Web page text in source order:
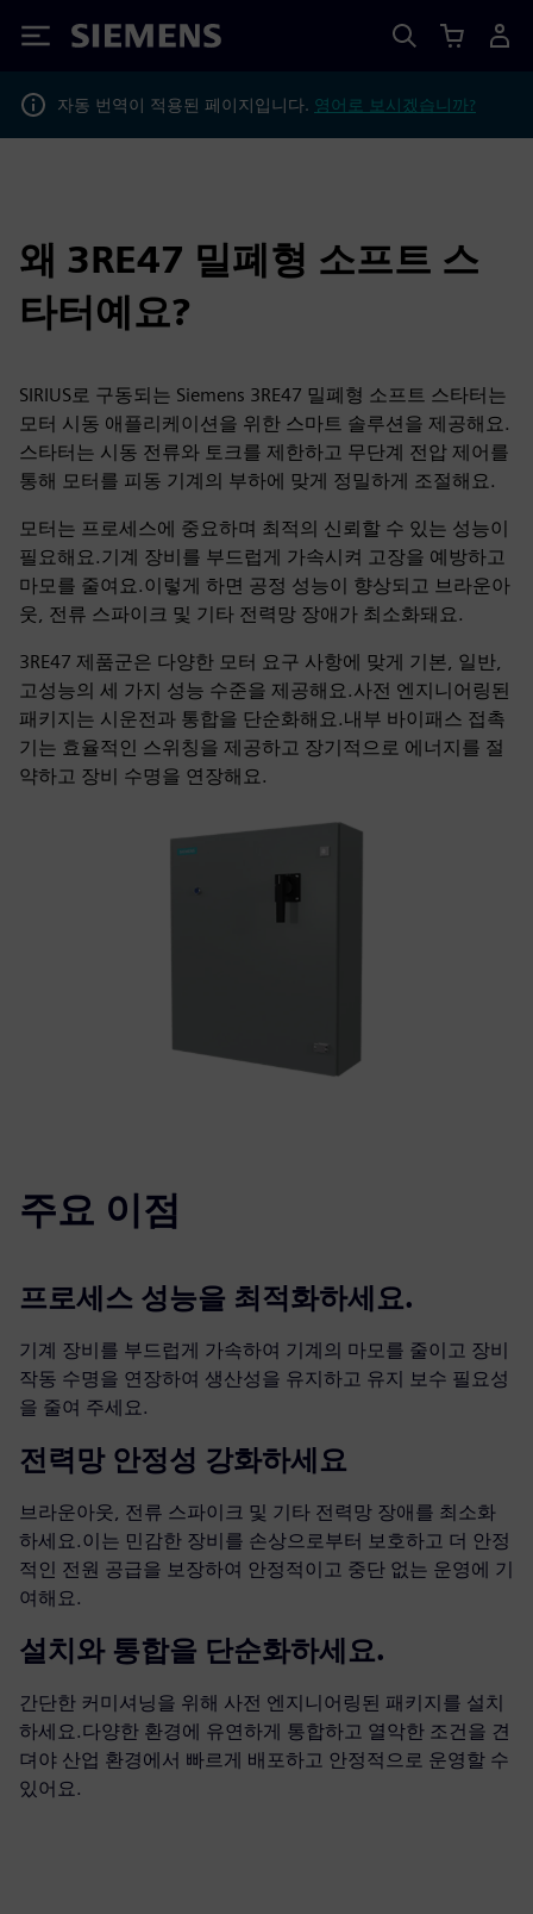
Siemens
자동 번역이 적용된 페이지입니다. 영어로 보시겠습니까?
왜 3RE47 밀폐형 소프트 스
타터예요?
SIRIUS로 구동되는 Siemens 3RE47 밀폐형 소프트 스타터는
모터 시동 애플리케이션을 위한 스마트 솔루션을 제공해요.
스타터는 시동 전류와 토크를 제한하고 무단계 전압 제어를
통해 모터를 피동 기계의 부하에 맞게 정밀하게 조절해요.
모터는 프로세스에 중요하며 최적의 신뢰할 수 있는 성능이
필요해요.기계 장비를 부드럽게 가속시켜 고장을 예방하고
마모를 줄여요.이렇게 하면 공정 성능이 향상되고 브라운아
웃, 전류 스파이크 및 기타 전력망 장애가 최소화돼요.
3RE47 제품군은 다양한 모터 요구 사항에 맞게 기본, 일반,
고성능의 세 가지 성능 수준을 제공해요.사전 엔지니어링된
패키지는 시운전과 통합을 단순화해요.내부 바이패스 접촉
기는 효율적인 스위칭을 제공하고 장기적으로 에너지를 절
약하고 장비 수명을 연장해요.
주요 이점
프로세스 성능을 최적화하세요.
기계 장비를 부드럽게 가속하여 기계의 마모를 줄이고 장비
작동 수명을 연장하여 생산성을 유지하고 유지 보수 필요성
을 줄여 주세요.
전력망 안정성 강화하세요
브라운아웃, 전류 스파이크 및 기타 전력망 장애를 최소화
하세요.이는 민감한 장비를 손상으로부터 보호하고 더 안정
적인 전원 공급을 보장하여 안정적이고 중단 없는 운영에 기
여해요.
설치와 통합을 단순화하세요.
간단한 커미셔닝을 위해 사전 엔지니어링된 패키지를 설치
하세요.다양한 환경에 유연하게 통합하고 열악한 조건을 견
뎌야 산업 환경에서 빠르게 배포하고 안정적으로 운영할 수
있어요.